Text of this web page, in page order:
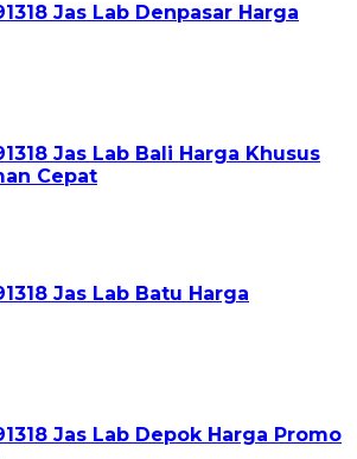
Jas Lab Denpasar Harga
Jas Lab Bali Harga Khusus
Cepat
Jas Lab Batu Harga
Jas Lab Depok Harga Promo